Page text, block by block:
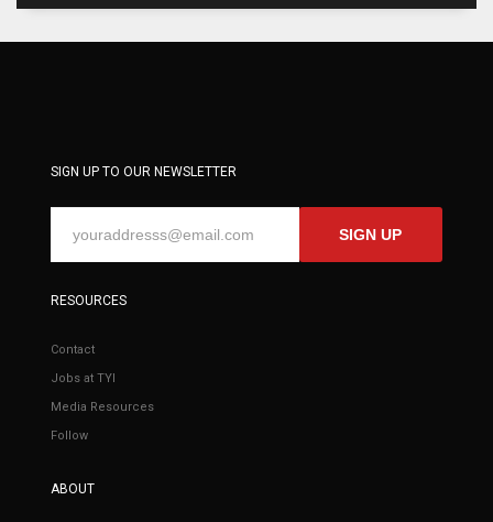
SIGN UP TO OUR NEWSLETTER
SIGN UP
RESOURCES
Contact
Jobs at TYI
Media Resources
Follow
ABOUT